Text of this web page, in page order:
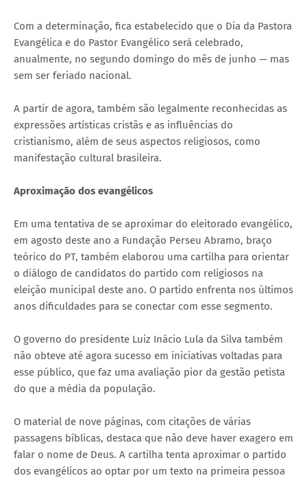
Com a determinação, fica estabelecido que o Dia da Pastora
Evangélica e do Pastor Evangélico será celebrado,
anualmente, no segundo domingo do mês de junho — mas
sem ser feriado nacional.
A partir de agora, também são legalmente reconhecidas as
expressões artísticas cristãs e as influências do
cristianismo, além de seus aspectos religiosos, como
manifestação cultural brasileira.
Aproximação dos evangélicos
Em uma tentativa de se aproximar do eleitorado evangélico,
em agosto deste ano a Fundação Perseu Abramo, braço
teórico do PT, também elaborou uma cartilha para orientar
o diálogo de candidatos do partido com religiosos na
eleição municipal deste ano. O partido enfrenta nos últimos
anos dificuldades para se conectar com esse segmento.
O governo do presidente Luiz Inácio Lula da Silva também
não obteve até agora sucesso em iniciativas voltadas para
esse público, que faz uma avaliação pior da gestão petista
do que a média da população.
O material de nove páginas, com citações de várias
passagens bíblicas, destaca que não deve haver exagero em
falar o nome de Deus. A cartilha tenta aproximar o partido
dos evangélicos ao optar por um texto na primeira pessoa